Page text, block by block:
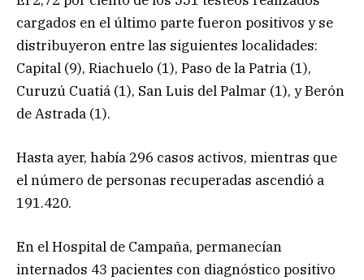
cargados en el último parte fueron positivos y se
distribuyeron entre las siguientes localidades:
Capital (9), Riachuelo (1), Paso de la Patria (1),
Curuzú Cuatiá (1), San Luis del Palmar (1), y Berón
de Astrada (1).
Hasta ayer, había 296 casos activos, mientras que
el número de personas recuperadas ascendió a
191.420.
En el Hospital de Campaña, permanecían
internados 43 pacientes con diagnóstico positivo